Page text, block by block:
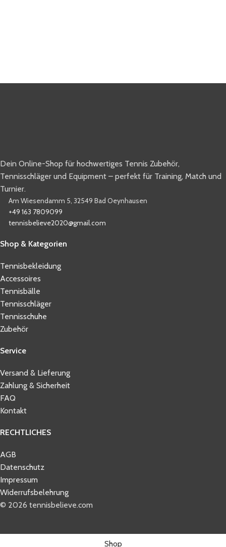
Dein Online-Shop für hochwertiges Tennis Zubehör,
Tennisschläger und Equipment – perfekt für Training, Match und
Turnier.
Am Wiesendamm 5, 32549 Bad Oeynhausen
+49 163 7809099
tennisbelieve2020@gmail.com
Shop & Kategorien
Tennisbekleidung
Accessoires
Tennisbälle
Tennisschläger
Tennisschuhe
Zubehör
Service
Versand & Lieferung
Zahlung & Sicherheit
FAQ
Kontakt
RECHTLICHES
AGB
Datenschutz
Impressum
Widerrufsbelehrung
© 2026 tennisbelieve.com
Shop